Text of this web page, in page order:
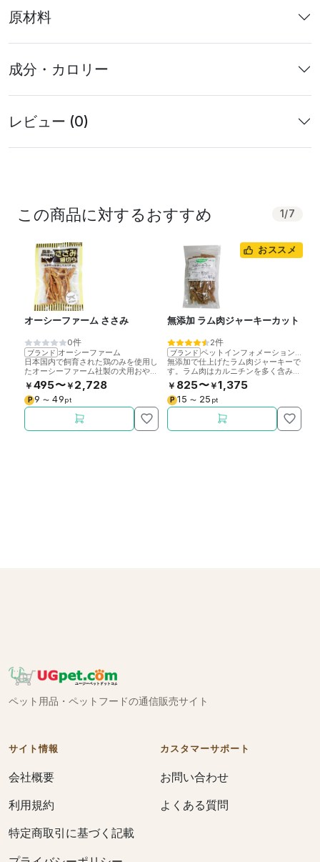
原材料
成分・カロリー
レビュー (0)
この商品に対するおすすめ 1 /7
オーシーファーム ささみ
0件
ブランド オーシーファーム
日本国内で飼育された鶏のみを使用し
たオーシーファーム社製の犬用おやつ
です。適度な噛みごたえ。添加物不使
用。
￥ 495〜￥ 2,728
P 9 〜 49pt
おススメ
無添加 ラム肉ジャーキーカット
2件
ブランド
無添加で仕上げたラム肉ジャーキーで
す。ラム肉はカルニチンを多く含み、
鉄分やビタミンB群も豊富。
￥ 825〜￥1,375
P 15 〜 25 pt
ペット用品・ペットフードの通信販売サイト
サイト情報
会社概要
利用規約
特定商取引に基づく記載
カスタマーサポート
お問い合わせ
よくある質問